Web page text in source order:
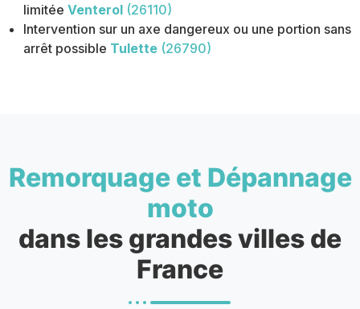
limitée Venterol (26110)
Intervention sur un axe dangereux ou une portion sans
arrêt possible Tulette (26790)
Remorquage et Dépannage
moto
dans les grandes villes de
France